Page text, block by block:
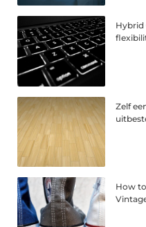
Hybrid
Zelf
How